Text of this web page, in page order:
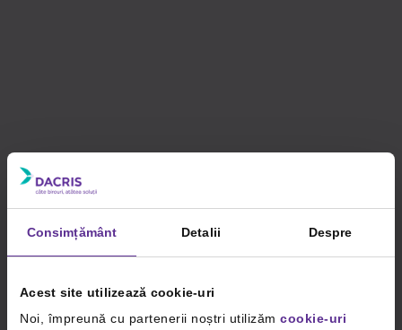
Consimțământ Detalii Despre
Acest site utilizează cookie-uri
Noi, împreună cu partenerii noștri utilizăm cookie-uri